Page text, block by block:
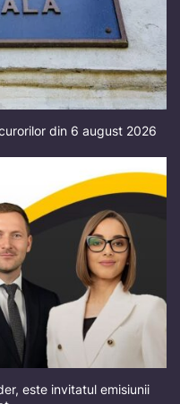
din 6 august 2026
este invitatul emisiunii